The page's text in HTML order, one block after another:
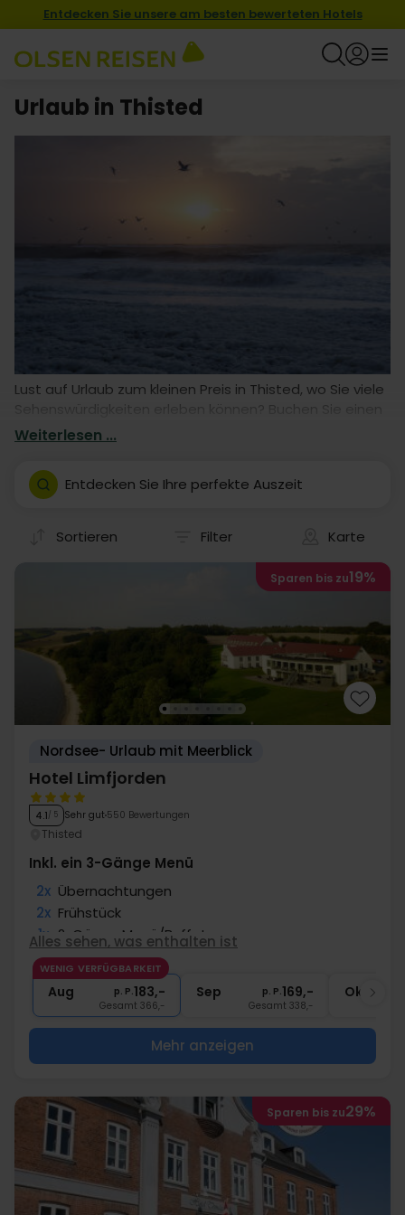
Entdecken Sie unsere am besten bewerteten Hotels
Urlaub in Thisted
Lust auf Urlaub zum kleinen Preis in Thisted, wo Sie viele
Sehenswürdigkeiten erleben können? Buchen Sie einen
Aufenthalt in einem von unseren vielen Hotels. Unsere
fantastische Auszeit in Thisted- mit eigener Anreise.
Weiterlesen ...
Entdecken Sie Ihre perfekte Auszeit
Sortieren Filter Karte
Sparen bis zu19%
Nordsee- Urlaub mit Meerblick
Hotel Limfjorden
4.1/ 5 Sehr gut 550 Bewertungen
Thisted
Inkl. ein 3-Gänge Menü
2x Übernachtungen
2x Frühstück
1x 2-Gänge Menü/Buffet
1x 3-Gänge Menü/Buffet
1x 1 Begrüßungsgetränk
Alles sehen, was enthalten ist
WENIG VERFÜGBARKEIT
Aug p. P.183,-
Gesamt 366,-
Sep p. P.169,-
Gesamt 338,-
Okt
Mehr anzeigen
Sparen bis zu29%